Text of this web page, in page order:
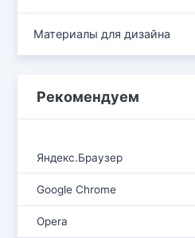
Материалы для дизайна
Рекомендуем
Яндекс.Браузер
Google Chrome
Opera